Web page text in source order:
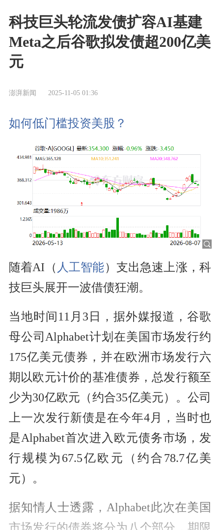
科技巨头轮流发债扩容AI基建
Meta之后谷歌拟发债超200亿美
元
澎湃新闻 2025-11-05 01:36
如何低门槛投资美股？
随着AI（ 人工智能）支出急速上涨，科
技巨头展开一波借债狂潮。
当地时间11月3日，据外媒报道，谷歌
母公司Alphabet计划在美国市场发行约
175亿美元债券，并在欧洲市场发行六
期以欧元计价的基准债券，总发行额至
少为30亿欧元（约合35亿美元）。公司
上一次发行新债是在今年4月，当时也
是Alphabet首次进入欧元债务市场，发
行规模为67.5亿欧元（约合78.7亿美
元）。
据知情人士透露，Alphabet此次在美国